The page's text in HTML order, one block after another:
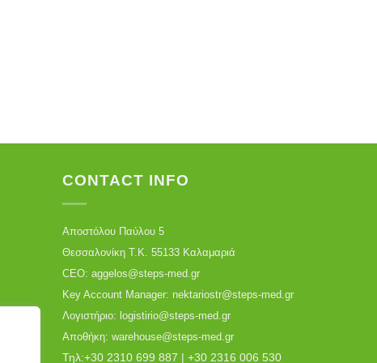
CONTACT INFO
Αποστόλου Παύλου 5
Θεσσαλονίκη Τ.Κ. 55133 Καλαμαριά
CEO: aggelos@steps-med.gr
Key Account Manager: nektariostr@steps-med.gr
Λογιστήριο: logistirio@steps-med.gr
Αποθήκη: warehouse@steps-med.gr
Τηλ:+30 2310 699 887 | +30 2316 006 530